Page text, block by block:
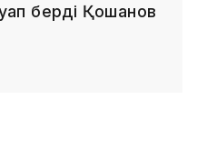
берді Қошанов